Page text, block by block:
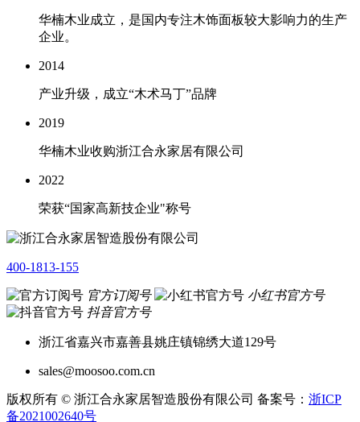
华楠木业成立，是国内专注木饰面板较大影响力的生产
企业。
2014
产业升级，成立“木术马丁”品牌
2019
华楠木业收购浙江合永家居有限公司
2022
荣获“国家高新技企业"称号
400-1813-155
官方订阅号
小红书官方号
抖音官方号
浙江省嘉兴市嘉善县姚庄镇锦绣大道129号
sales@moosoo.com.cn
版权所有 © 浙江合永家居智造股份有限公司 备案号： 浙ICP
备2021002640号